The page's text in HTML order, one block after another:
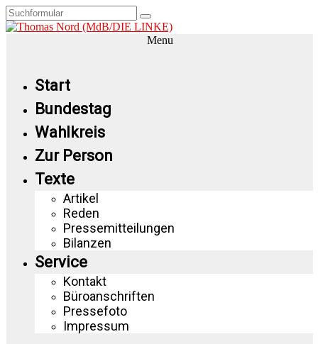
Menu
Start
Bundestag
Wahlkreis
Zur Person
Texte
Artikel
Reden
Pressemitteilungen
Bilanzen
Service
Kontakt
Büroanschriften
Pressefoto
Impressum